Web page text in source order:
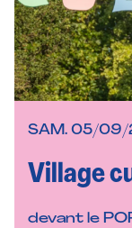
SAM. 05/09/
Village
devant le